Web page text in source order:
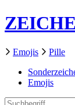
Emojis
Pille
Emojis